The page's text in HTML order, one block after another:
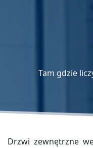
Tam gdzie
Drzwi zewnętrzne